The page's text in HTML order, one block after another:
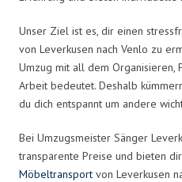
Unser Ziel ist es, dir einen
von Leverkusen nach Venlo zu
Umzug mit all dem Organisieren,
Arbeit bedeutet. Deshalb
du dich entspannt um andere
Bei Umzugsmeister Sänger
transparente Preise und bieten
Möbeltransport von Leverkusen